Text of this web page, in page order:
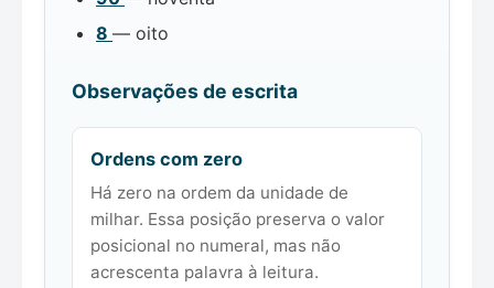
8 — oito
Observações de escrita
Ordens com zero
Há zero na ordem da unidade de
milhar. Essa posição preserva o valor
posicional no numeral, mas não
acrescenta palavra à leitura.